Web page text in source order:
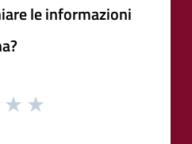
le informazioni